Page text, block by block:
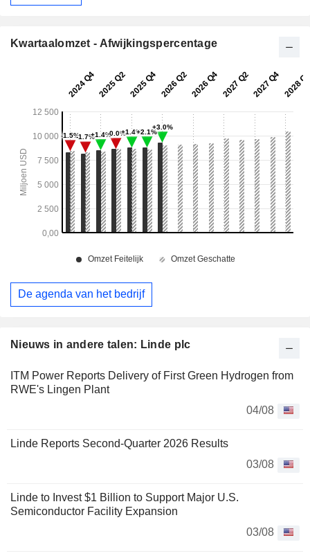
Nieuws in andere talen: Linde plc
ITM Power Reports Delivery of First Green Hydrogen from
RWE's Lingen Plant
04/08
Linde Reports Second-Quarter 2026 Results
03/08
Linde to Invest $1 Billion to Support Major U.S.
Semiconductor Facility Expansion
03/08
Kwartaalomzet - Afwijkingspercentage
De agenda van het bedrijf